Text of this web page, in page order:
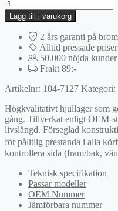
Hjullagerssats
mängd
Lägg till i varukorg
2 års garanti på
Alltid pressade priser
50.000 nöjda kunder
Frakt 89:-
Artikelnr: 104-7127 Kategori:
Högkvalitativt hjullager som
gång. Tillverkat enligt OEM-
livslängd. Förseglad
för pålitlig prestanda i alla
kontrollera sida (fram/bak,
Teknisk specifikation
Passar modeller
OEM Nummer
Jämförbara nummer